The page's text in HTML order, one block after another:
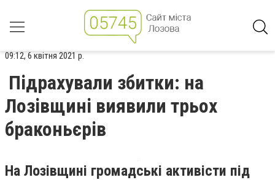
09:12, 6 квітня 2021 р.
Підрахували збитки: на
Лозівщині виявили трьох
браконьєрів
На Лозівщині громадські активісти під